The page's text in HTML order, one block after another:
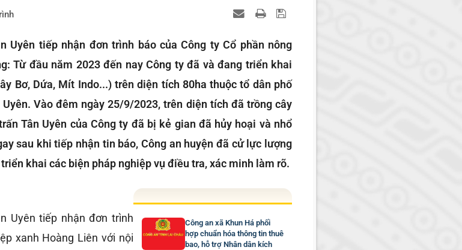
Uyên tiếp nhận đơn trình báo của Công ty Cổ phần nông
Từ đầu năm 2023 đến nay Công ty đã và đang triển khai
Bơ, Dứa, Mít Indo...) trên diện tích 80ha thuộc tổ dân phố
Vào đêm ngày 25/9/2023, trên diện tích đã trồng cây
Tân Uyên của Công ty đã bị kẻ gian đã hủy hoại và nhổ
sau khi tiếp nhận tin báo, Công an huyện đã cử lực lượng
khai các biện pháp nghiệp vụ điều tra, xác minh làm rõ.
Uyên tiếp nhận đơn trình
xanh Hoàng Liên với nội
Công an xã Khun Há phối
hợp chuẩn hóa thông tin thuê
bao, hỗ trợ Nhân dân kích